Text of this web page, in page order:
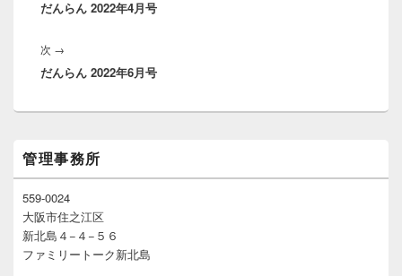
ゲ
ー
シ
の
だんらん 2022年4月号
次 →
の
稿:
だんらん 2022年6月号
イ
ン
サ
ド
バ
管理事務所
559-0024
大阪市住之江区
新北島４−４−５６
ファミリートーク新北島